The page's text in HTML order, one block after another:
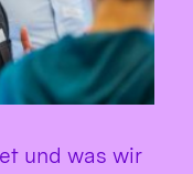
und was wir